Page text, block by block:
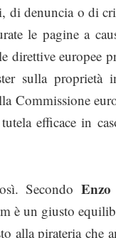
denuncia o di
le pagine a
direttive europee
sulla proprietà
Commissione
efficace in
Secondo
è un giusto
alla pirateria che